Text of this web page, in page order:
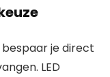
je direct
LED